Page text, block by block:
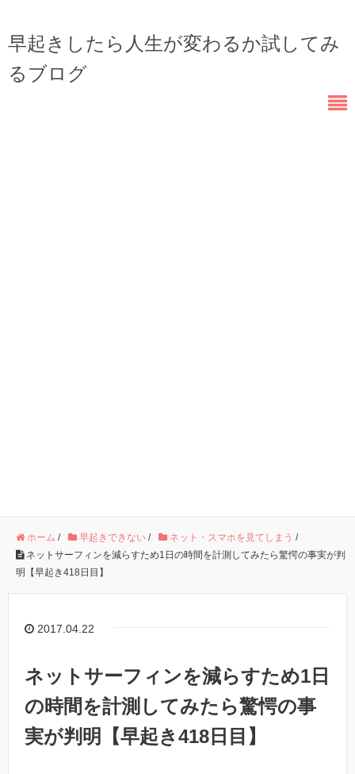
早起きしたら人生が変わるか試してみ
るブログ
ホーム / 早起きできない / ネット・スマホを見てしまう /
ネットサーフィンを減らすため1日の時間を計測してみたら驚愕の事実が判
明【早起き418日目】
2017.04.22
ネットサーフィンを減らすため1日
の時間を計測してみたら驚愕の事
実が判明【早起き418日目】